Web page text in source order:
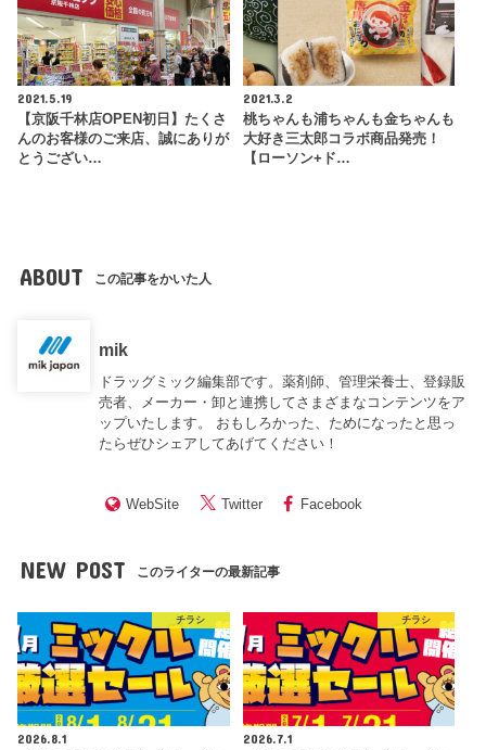
2021.5.19
【京阪千林店OPEN初日】たくさ
んのお客様のご来店、誠にありが
とうござい…
2021.3.2
桃ちゃんも浦ちゃんも金ちゃんも
大好き三太郎コラボ商品発売！
【ローソン+ド…
ABOUT この記事をかいた人
mik
ドラッグミック編集部です。薬剤師、管理栄養士、登録販
売者、メーカー・卸と連携してさまざまなコンテンツをア
ップいたします。 おもしろかった、ためになったと思っ
たらぜひシェアしてあげてください！
WebSite Twitter Facebook
NEW POST このライターの最新記事
チラシ
2026.8.1
チラシ
2026.7.1